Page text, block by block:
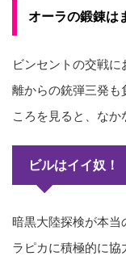
オーラの鍛錬は
ビンセントの交戦
離からの銃弾三発も
ころを見ると、なか
ビルはイイ奴！
暗黒大陸探検が本当
ラピカに積極的に協